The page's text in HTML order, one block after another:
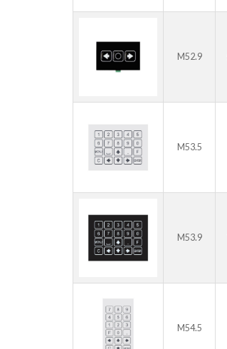
M52.9
M53.5
M53.9
M54.5